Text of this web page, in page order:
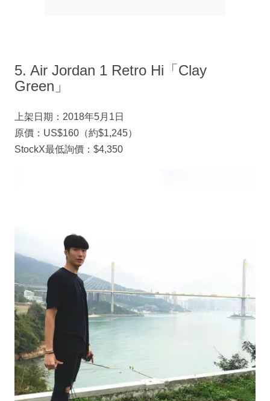
5. Air Jordan 1 Retro Hi「Clay
Green」
上架日期：2018年5月1日
原價：US$160（約$1,245）
StockX最低詢價：$4,350